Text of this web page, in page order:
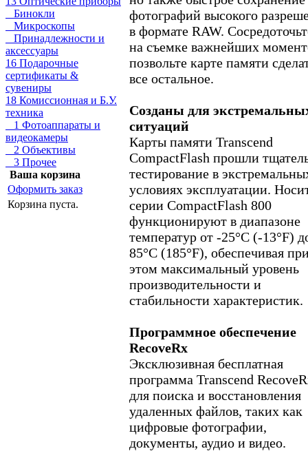
Бинокли
Микроскопы
Принадлежности и
аксессуары
16 Подарочные
сертификаты &
сувениры
18 Комиссионная и Б.У.
техника
1 Фотоаппараты и
видеокамеры
2 Объективы
3 Прочее
Ваша корзина
Оформить заказ
Корзина пуста.
фотографий высокого
в формате RAW.
на съемке важнейших
позвольте карте памяти
все остальное.
Созданы для
ситуаций
Карты памяти Transcend
CompactFlash прошли
тестирование в
условиях эксплуатации.
серии CompactFlash 800
функционируют в диапазоне
температур от -25°C (-13°F)
85°C (185°F), обеспечивая
этом максимальный уровень
производительности и
стабильности характеристик.
Программное обеспечение
RecoveRx
Эксклюзивная бесплатная
программа Transcend
для поиска и восстановления
удаленных файлов, таких как
цифровые фотографии,
документы, аудио и видео.